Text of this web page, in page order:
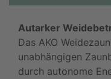
Autarker
Das AKO
unabhängigen
durch autonome